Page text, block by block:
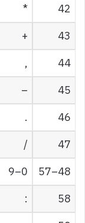
42
*
43
+
44
,
45
–
46
.
47
/
48–57
0–9
58
: